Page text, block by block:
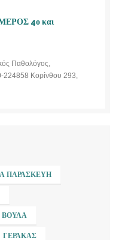
4ο και
Παθολόγος,
224858 Κορίνθου 293,
ΠΑΡΑΣΚΕΥΉ
ΒΟΎΛΑ
ΓΈΡΑΚΑΣ